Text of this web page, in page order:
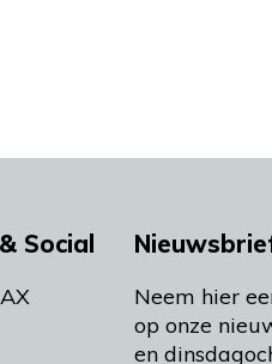
Social
Neem hier
op onze
en